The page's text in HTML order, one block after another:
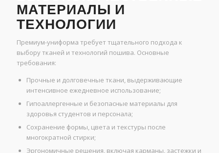
МАТЕРИАЛЫ И
ТЕХНОЛОГИИ
Премиум-униформа требует тщательного подхода к
выбору тканей и технологий пошива. Основные
требования:
Прочные и долговечные ткани, выдерживающие
интенсивное ежедневное использование;
Гипоаллергенные и безопасные материалы для
здоровья студентов и персонала;
Сохранение формы, цвета и текстуры после
многократной стирки;
Эргономичные решения, включая карманы, застежки и